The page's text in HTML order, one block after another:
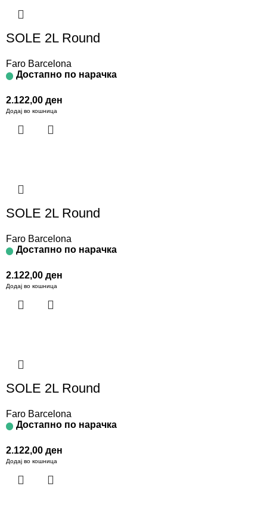
SOLE 2L Round
Faro Barcelona
Достапно по нарачка
2.122,00 ден
Додај во кошница
SOLE 2L Round
Faro Barcelona
Достапно по нарачка
2.122,00 ден
Додај во кошница
SOLE 2L Round
Faro Barcelona
Достапно по нарачка
2.122,00 ден
Додај во кошница